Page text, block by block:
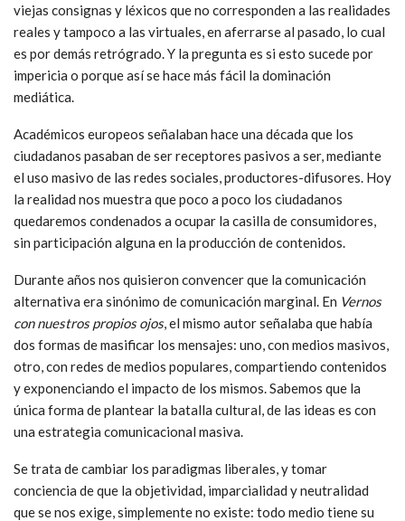
viejas consignas y léxicos que no corresponden a las realidades
reales y tampoco a las virtuales, en aferrarse al pasado, lo cual
es por demás retrógrado. Y la pregunta es si esto sucede por
impericia o porque así se hace más fácil la dominación
mediática.
Académicos europeos señalaban hace una década que los
ciudadanos pasaban de ser receptores pasivos a ser, mediante
el uso masivo de las redes sociales, productores-difusores. Hoy
la realidad nos muestra que poco a poco los ciudadanos
quedaremos condenados a ocupar la casilla de consumidores,
sin participación alguna en la producción de contenidos.
Durante años nos quisieron convencer que la comunicación
alternativa era sinónimo de comunicación marginal. En Vernos
con nuestros propios ojos, el mismo autor señalaba que había
dos formas de masificar los mensajes: uno, con medios masivos,
otro, con redes de medios populares, compartiendo contenidos
y exponenciando el impacto de los mismos. Sabemos que la
única forma de plantear la batalla cultural, de las ideas es con
una estrategia comunicacional masiva.
Se trata de cambiar los paradigmas liberales, y tomar
conciencia de que la objetividad, imparcialidad y neutralidad
que se nos exige, simplemente no existe: todo medio tiene su